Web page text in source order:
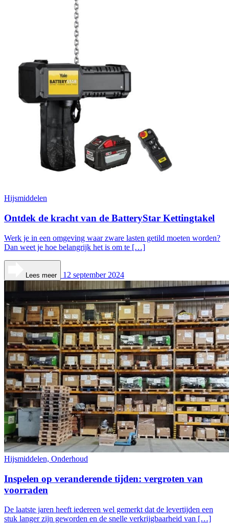
Hijsmiddelen
Ontdek de kracht van de BatteryStar Kettingtakel
Werk je in een omgeving waar zware lasten getild moeten worden?
Dan weet je hoe belangrijk het is om te […]
Lees meer 12 september 2024
Hijsmiddelen, Onderhoud
Inspelen op veranderende tijden: vergroten van
voorraden
De laatste jaren heeft iedereen wel gemerkt dat de levertijden een
stuk langer zijn geworden en de snelle verkrijgbaarheid van […]